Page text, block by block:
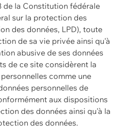
de la Constitution fédérale
sur la protection des
des données, LPD), toute
de sa vie privée ainsi qu'à
abusive de ses données
de ce site considèrent la
comme une
personnelles de
aux dispositions
des données ainsi qu'à la
des données.